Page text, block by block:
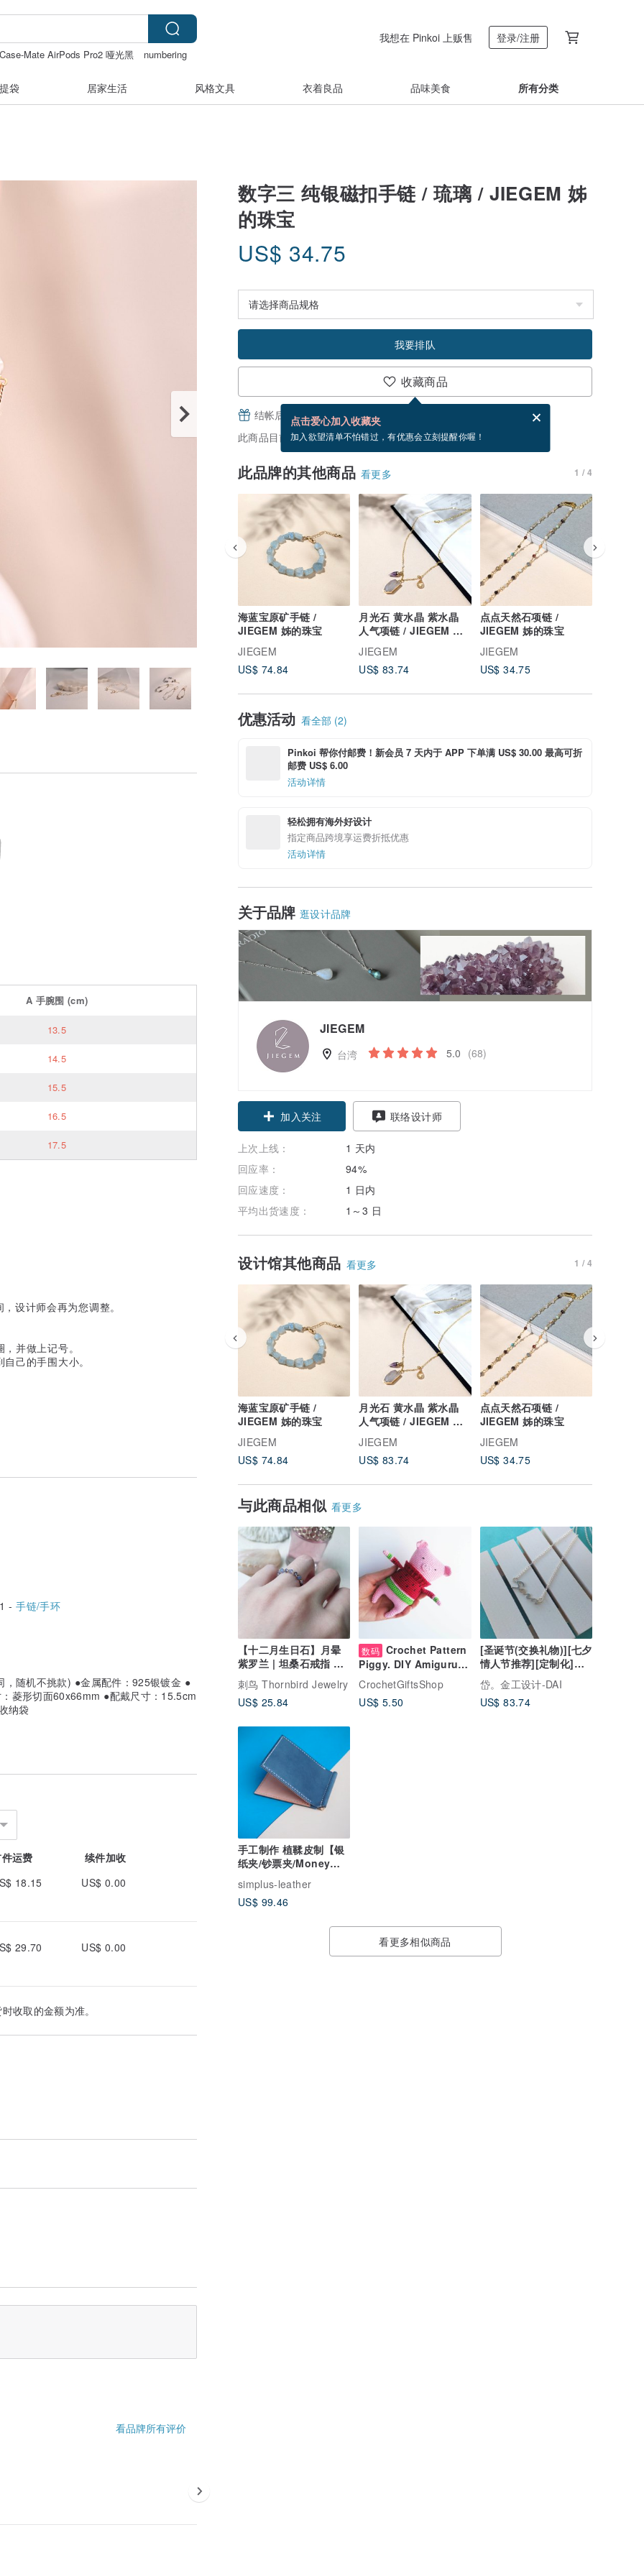
Case-Mate AirPods Pro2 哑光黑
numbering
我想在 Pinkoi 上贩售 登录/注册
袋 居家生活 风格文具 衣着良品 品味美食 所有分类
数字三 纯银磁扣手链 / 琉璃 / JIEGEM 姊
的珠宝
US$ 34.75
我要排队
收藏商品
点击爱心加入收藏夹
加入欲望清单不怕错过，有优惠会立刻提醒你喔！
结帐后填写并分享，免费帮你寄送电子贺卡。
电子贺卡是什么？
此商品目前没现货，你可以按“我要排队”，当有货会主动发信通知你
此品牌的其他商品 看更多 1 / 4
海蓝宝原矿手链 /
JIEGEM 姊的珠宝
JIEGEM
US$ 74.84
月光石 黄水晶 紫水晶
人气项链 / JIEGEM 姊
JIEGEM
US$ 83.74
点点天然石项链 /
JIEGEM 姊的珠宝
JIEGEM
US$ 34.75
优惠活动 看全部 (2)
Pinkoi 帮你付邮费！新会员 7 天内于 APP 下单满 US$ 30.00 最高可折
邮费 US$ 6.00
活动详情
轻松拥有海外好设计
指定商品跨境享运费折抵优惠
活动详情
关于品牌 逛设计品牌
JIEGEM
台湾 5.0 (68)
加入关注 联络设计师
上次上线：
1 天内
回应率：
94%
回应速度：
1 日内
平均出货速度：
1～3 日
设计馆其他商品 看更多 1 / 4
海蓝宝原矿手链 /
JIEGEM 姊的珠宝
JIEGEM
US$ 74.84
月光石 黄水晶 紫水晶
人气项链 / JIEGEM 姊
的珠宝
JIEGEM
US$ 83.74
点点天然石项链 /
JIEGEM 姊的珠宝
JIEGEM
US$ 34.75
与此商品相似 看更多
【十二月生日石】月晕
紫罗兰 | 坦桑石戒指 弹
性戒 丹泉石
刺鸟 Thornbird Jewelry
US$ 25.84
数码 Crochet Pattern
Piggy. DIY Amigurumi
Crochet Pattern, PDF
file digital download
CrochetGiftsShop
US$ 5.50
[圣诞节(交换礼物)][七夕
情人节推荐][定制化]英
文姓名纯银项链(建议6-
7字以内)
岱。金工设计-DAI
US$ 83.74
手工制作 植鞣皮制【银
纸夹/钞票夹/Money
Clip/钱夹/钱包
simplus-leather
US$ 99.46
看更多相似商品
A 手腕围 (cm)
13.5
14.5
15.5
16.5
17.5
设计师会再为您调整。
并做上记号。
己的手围大小。
-手链/手环
随机不挑款) ●金属配件：925银镀金 ●
菱形切面60x66mm ●配戴尺寸：15.5cm
纳袋
运费
续件加收
18.15
US$ 0.00
29.70 US$ 0.00
收取的金额为准。
看品牌所有评价